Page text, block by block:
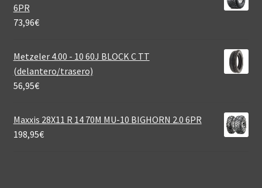
6PR
73,96€
Metzeler 4.00 - 10 60J BLOCK C TT
(delantero/trasero)
56,95€
Maxxis 28X11 R 14 70M MU-10 BIGHORN 2.0 6PR
198,95€